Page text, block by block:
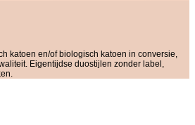
katoen en/of biologisch katoen in conversie,
Eigentijdse duostijlen zonder label,